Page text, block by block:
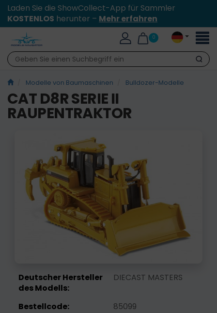
Laden Sie die ShowCollect-App für Sammler
KOSTENLOS herunter – Mehr erfahren
0
Suche
Modelle von Baumaschinen Bulldozer-Modelle
CAT D8R SERIE II
RAUPENTRAKTOR
Deutscher Hersteller
des Modells:
DIECAST MASTERS
Bestellcode:
85099